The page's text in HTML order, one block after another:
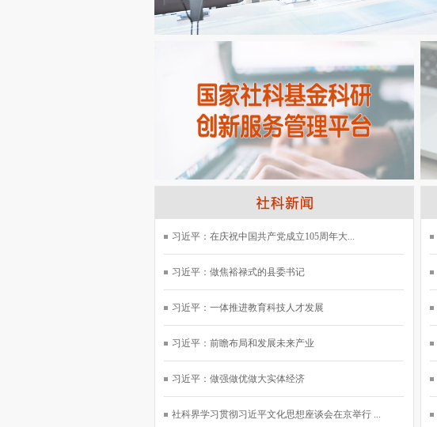
习近平：在庆祝中国共产党成立105周年大...
习近平：做焦裕禄式的县委书记
习近平：一体推进教育科技人才发展
习近平：前瞻布局和发展未来产业
习近平：做强做优做大实体经济
社科界学习贯彻习近平文化思想座谈会在京举行 ...